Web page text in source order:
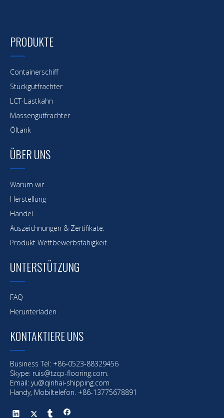
Nächste:
PRODUKTE
Containerschiff
Stückgutfrachter
LCT-Lastkahn
Massengutfrachter
Öltank
ÜBER UNS
Warum wir
Herstellung
Handel
Auszeichnungen & Zertifikate.
Produkt Wettbewerbsfähigkeit.
UNTERSTÜTZUNG
FAQ
Herunterladen
KONTAKTIERE UNS
Business Tel: +86-0523-88329456
Skype: ruis@tzcp-flooring.com.
Email: yu@qinhai-shipping.com
Handy, Mobiltelefon. +86-13775678891